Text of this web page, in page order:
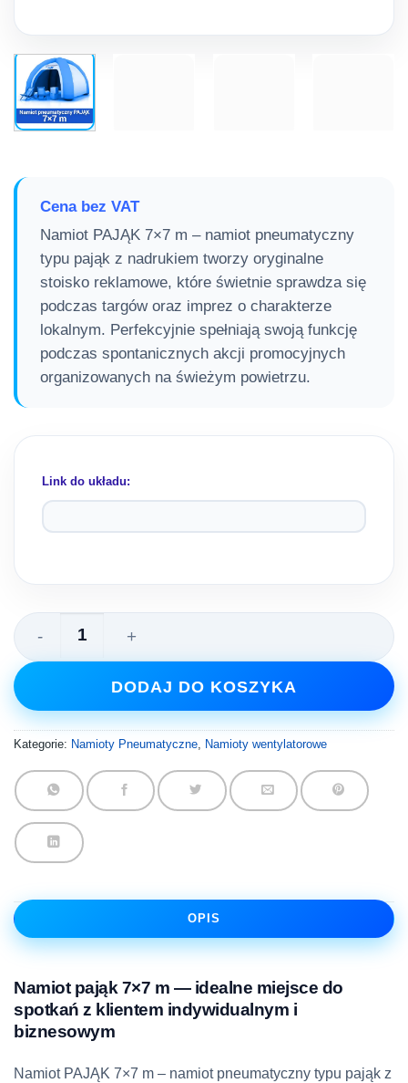
Cena bez VAT
Namiot PAJĄK 7×7 m – namiot pneumatyczny
typu pająk z nadrukiem tworzy oryginalne
stoisko reklamowe, które świetnie sprawdza się
podczas targów oraz imprez o charakterze
lokalnym. Perfekcyjnie spełniają swoją funkcję
podczas spontanicznych akcji promocyjnych
organizowanych na świeżym powietrzu.
Link do układu:
ilość Namiot pająk 7x7 m
DODAJ DO KOSZYKA
Kategorie: Namioty Pneumatyczne, Namioty wentylatorowe
OPIS
Namiot pająk 7×7 m — idealne miejsce do
spotkań z klientem indywidualnym i
biznesowym
Namiot PAJĄK 7×7 m – namiot pneumatyczny typu pająk z